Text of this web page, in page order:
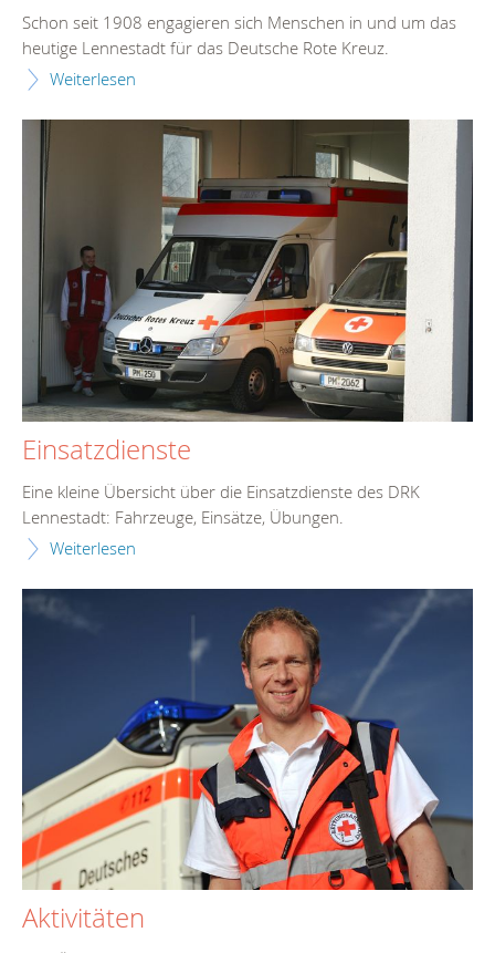
Schon seit 1908 engagieren sich Menschen in und um das
heutige Lennestadt für das Deutsche Rote Kreuz.
Weiterlesen
Einsatzdienste
Eine kleine Übersicht über die Einsatzdienste des DRK
Lennestadt: Fahrzeuge, Einsätze, Übungen.
Weiterlesen
Aktivitäten